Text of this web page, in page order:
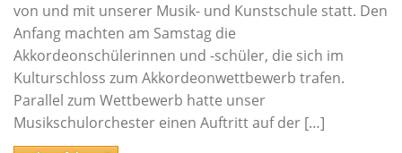
von und mit unserer Musik- und Kunstschule statt. Den
Anfang machten am Samstag die
Akkordeonschülerinnen und -schüler, die sich im
Kulturschloss zum Akkordeonwettbewerb trafen.
Parallel zum Wettbewerb hatte unser
Musikschulorchester einen Auftritt auf der […]